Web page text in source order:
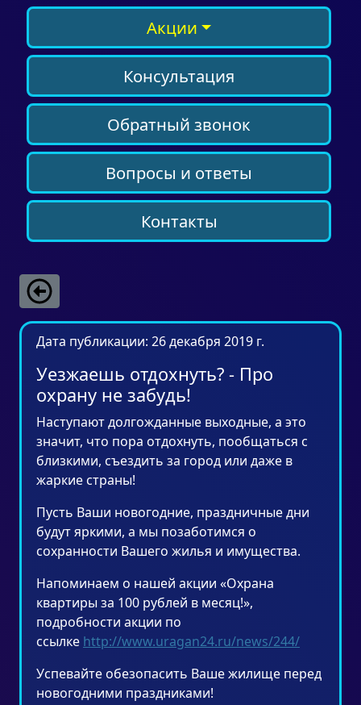
Акции
Консультация
Обратный звонок
Вопросы и ответы
Контакты
Дата публикации: 26 декабря 2019 г.
Уезжаешь отдохнуть? - Про
охрану не забудь!
Наступают долгожданные выходные, а это
значит, что пора отдохнуть, пообщаться с
близкими, съездить за город или даже в
жаркие страны!
Пусть Ваши новогодние, праздничные дни
будут яркими, а мы позаботимся о
сохранности Вашего жилья и имущества.
Напоминаем о нашей акции «Охрана
квартиры за 100 рублей в месяц!»,
подробности акции по
ссылке http://www.uragan24.ru/news/244/
Успевайте обезопасить Ваше жилище перед
новогодними праздниками!